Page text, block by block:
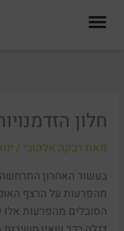
לתוכן
חלון
מאת רבקה אלקובי /ינואר
בעשור האחרון התרחשה
מהפרעות על הרצף